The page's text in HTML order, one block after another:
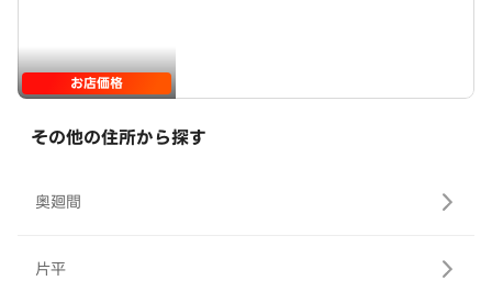
お店価格
その他の住所から探す
奥廻間
片平